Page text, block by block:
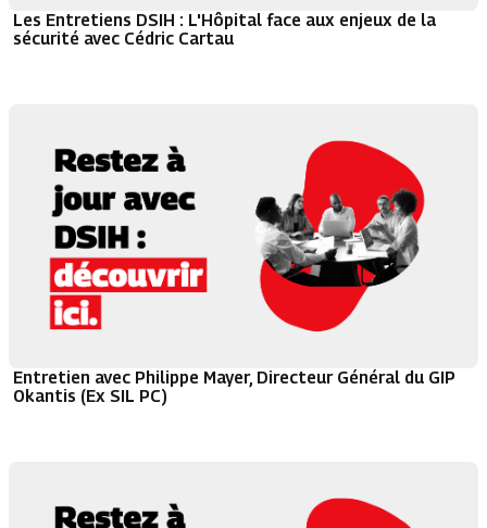
Les Entretiens DSIH : L'Hôpital face aux enjeux de la
sécurité avec Cédric Cartau
Entretien avec Philippe Mayer, Directeur Général du GIP
Okantis (Ex SIL PC)